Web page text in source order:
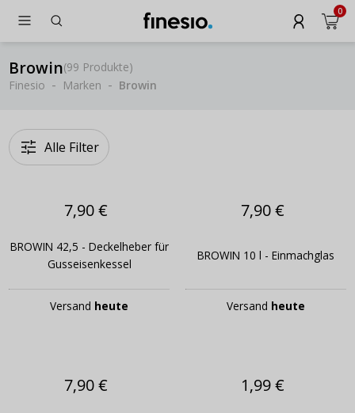
0
Browin(99 Produkte)
Finesio
Marken Browin
Alle Filter
7,90 €
BROWIN 42,5 - Deckelheber für
Gusseisenkessel
Versand heute
7,90 €
BROWIN 10 l - Einmachglas
Versand heute
7,90 € 1,99 €